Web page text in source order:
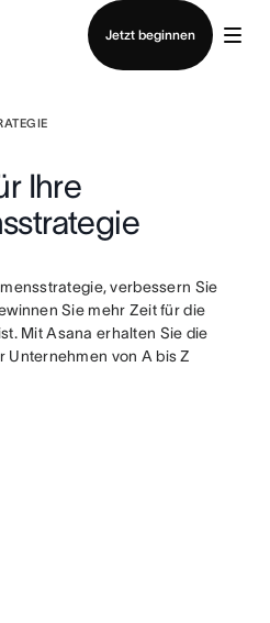
Jetzt beginnen
kontaktieren
Ihre
verbessern Sie
Sie mehr Zeit für die
Mit Asana erhalten Sie die
Unternehmen von A bis Z